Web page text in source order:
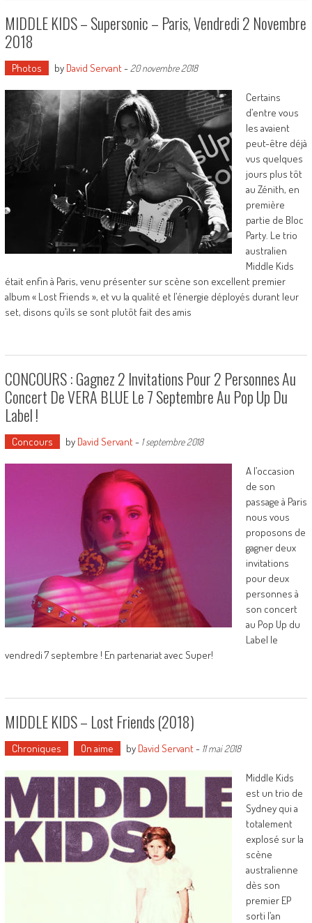
MIDDLE KIDS – Supersonic – Paris, Vendredi 2 Novembre
2018
Photos by David Servant- 20 novembre 2018
Certains
d’entre vous
les avaient
peut-être déjà
vus quelques
jours plus tôt
au Zénith, en
première
partie de Bloc
Party. Le trio
australien
Middle Kids
était enfin à Paris, venu présenter sur scène son excellent premier
album « Lost Friends », et vu la qualité et l’énergie déployés durant leur
set, disons qu’ils se sont plutôt fait des amis
CONCOURS : Gagnez 2 Invitations Pour 2 Personnes Au
Concert De VERA BLUE Le 7 Septembre Au Pop Up Du
Label !
Concours by David Servant- 1 septembre 2018
A l’occasion
de son
passage à Paris
nous vous
proposons de
gagner deux
invitations
pour deux
personnes à
son concert
au Pop Up du
Label le
vendredi 7 septembre ! En partenariat avec Super!
MIDDLE KIDS – Lost Friends (2018)
Chroniques On aime by David Servant- 11 mai 2018
Middle Kids
est un trio de
Sydney qui a
totalement
explosé sur la
scène
australienne
dès son
premier EP
sorti l’an